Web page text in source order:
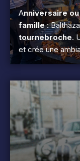
Anniversaire
famille:
tournebroche.
et crée une